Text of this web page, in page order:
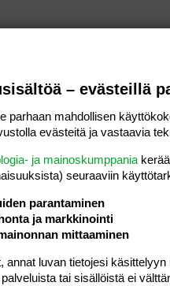
– evästeillä
parhaan mahdollisen
evästeitä ja vastaavia
ja mainoskumppania
seuraaviin
parantaminen
ja markkinointi
mittaaminen
annat luvan tietojesi
tai sisällöistä ei